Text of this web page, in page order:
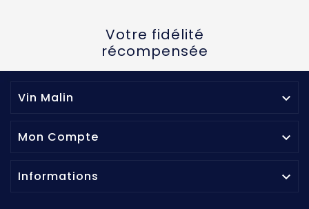
Votre fidélité
récompensée
Vin Malin 
Mon Compte 
Informations 